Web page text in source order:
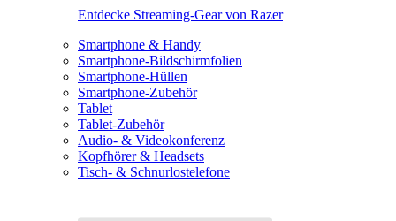
Entdecke Streaming-Gear von Razer
Smartphone & Handy
Smartphone-Bildschirmfolien
Smartphone-Hüllen
Smartphone-Zubehör
Tablet
Tablet-Zubehör
Audio- & Videokonferenz
Kopfhörer & Headsets
Tisch- & Schnurlostelefone